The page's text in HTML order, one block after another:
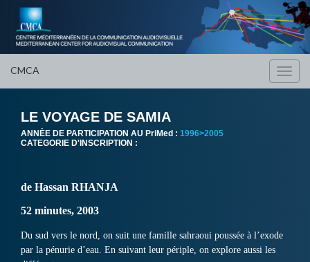
CMCA
LE VOYAGE DE SAMIA
ANNÈE DE PARTICIPATION AU PriMed : 1996>2005
CATEGORIE D'INSCRIPTION :
de Hassan RHANJA
52 minutes, 2003
Du sud vers le nord, on suit une famille sahraoui poussée à l’exode
par la pénurie d’eau. En suivant leur périple, on explore aussi les